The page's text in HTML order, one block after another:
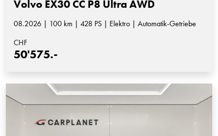
Volvo EX30 CC P8 Ultra AWD
08.2026 | 100 km | 428 PS | Elektro | Automatik-Getriebe
CHF
50'575.-